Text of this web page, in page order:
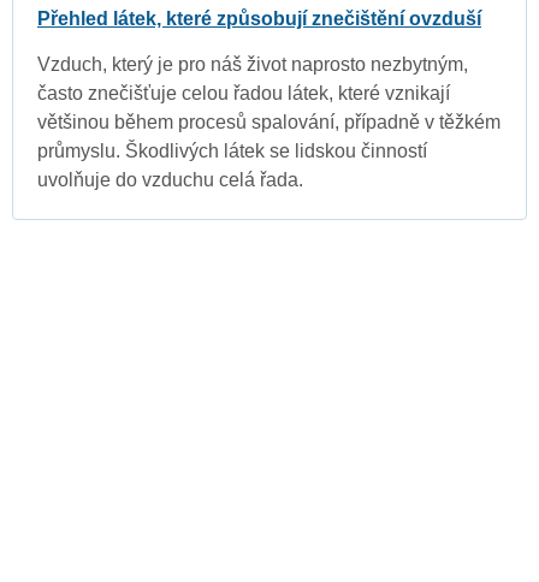
Přehled látek, které způsobují znečištění ovzduší
Vzduch, který je pro náš život naprosto nezbytným,
často znečišťuje celou řadou látek, které vznikají
většinou během procesů spalování, případně v těžkém
průmyslu. Škodlivých látek se lidskou činností
uvolňuje do vzduchu celá řada.